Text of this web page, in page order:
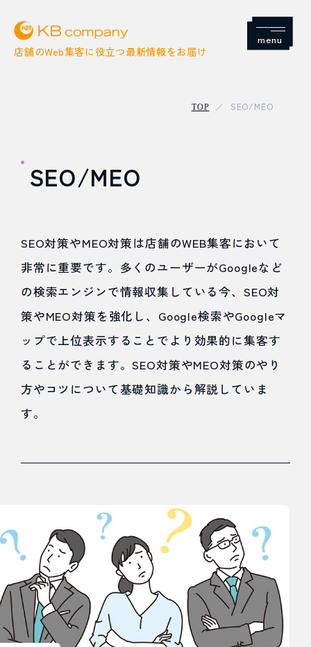
店舗のWeb集客に役立つ最新情報をお届け
Menu
SNS
SEO / MEO
Web広告
Webマーケティング
インバウンド
その他
KB Web戦略事業部
TOP SEO/MEO
SEO/MEO
SEO対策やMEO対策は店舗のWEB集客において
非常に重要です。多くのユーザーがGoogleなど
の検索エンジンで情報収集している今、SEO対
策やMEO対策を強化し、Google検索やGoogleマ
ップで上位表示することでより効果的に集客す
ることができます。SEO対策やMEO対策のやり
方やコツについて基礎知識から解説していま
す。